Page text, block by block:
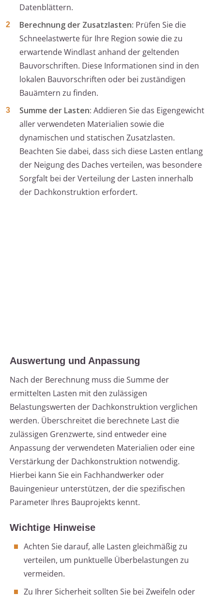
Datenblättern.
Berechnung der Zusatzlasten: Prüfen Sie die
Schneelastwerte für Ihre Region sowie die zu
erwartende Windlast anhand der geltenden
Bauvorschriften. Diese Informationen sind in den
lokalen Bauvorschriften oder bei zuständigen
Bauämtern zu finden.
Summe der Lasten: Addieren Sie das Eigengewicht
aller verwendeten Materialien sowie die
dynamischen und statischen Zusatzlasten.
Beachten Sie dabei, dass sich diese Lasten entlang
der Neigung des Daches verteilen, was besondere
Sorgfalt bei der Verteilung der Lasten innerhalb
der Dachkonstruktion erfordert.
Auswertung und Anpassung
Nach der Berechnung muss die Summe der
ermittelten Lasten mit den zulässigen
Belastungswerten der Dachkonstruktion verglichen
werden. Überschreitet die berechnete Last die
zulässigen Grenzwerte, sind entweder eine
Anpassung der verwendeten Materialien oder eine
Verstärkung der Dachkonstruktion notwendig.
Hierbei kann Sie ein Fachhandwerker oder
Bauingenieur unterstützen, der die spezifischen
Parameter Ihres Bauprojekts kennt.
Wichtige Hinweise
Achten Sie darauf, alle Lasten gleichmäßig zu
verteilen, um punktuelle Überbelastungen zu
vermeiden.
Zu Ihrer Sicherheit sollten Sie bei Zweifeln oder